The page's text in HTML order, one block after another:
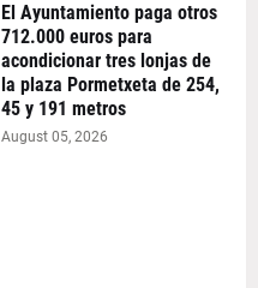
El Ayuntamiento paga otros
712.000 euros para
acondicionar tres lonjas de
la plaza Pormetxeta de 254,
45 y 191 metros
August 05, 2026